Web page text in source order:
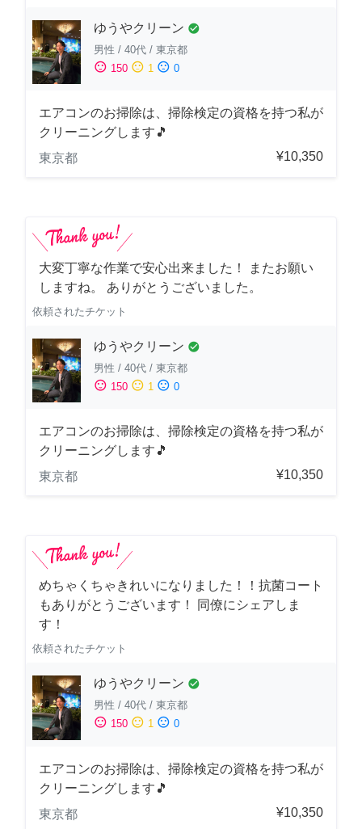
ゆうやクリーン check_circle
男性 / 40代 / 東京都
sentiment_satisfied 150 sentiment_neutral 1 sentiment_dissatisfied 0
エアコンのお掃除は、掃除検定の資格を持つ私が
クリーニングします🎵
東京都
¥10,350
大変丁寧な作業で安心出来ました！ またお願い
しますね。 ありがとうございました。
依頼されたチケット
ゆうやクリーン check_circle
男性 / 40代 / 東京都
sentiment_satisfied 150 sentiment_neutral 1 sentiment_dissatisfied 0
エアコンのお掃除は、掃除検定の資格を持つ私が
クリーニングします🎵
東京都
¥10,350
めちゃくちゃきれいになりました！！抗菌コート
もありがとうございます！ 同僚にシェアしま
す！
依頼されたチケット
ゆうやクリーン check_circle
男性 / 40代 / 東京都
sentiment_satisfied 150 sentiment_neutral 1 sentiment_dissatisfied 0
エアコンのお掃除は、掃除検定の資格を持つ私が
クリーニングします🎵
東京都
¥10,350